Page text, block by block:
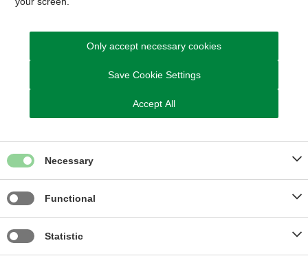
Tilskud til behandling
Andre sider
Studerende i udlandet og sygesikring
Skrevet af redaktionen på sundhed.dk
Only accept necessary cookies
Save Cookie Settings
Accept All
Necessary
Functional
Statistic